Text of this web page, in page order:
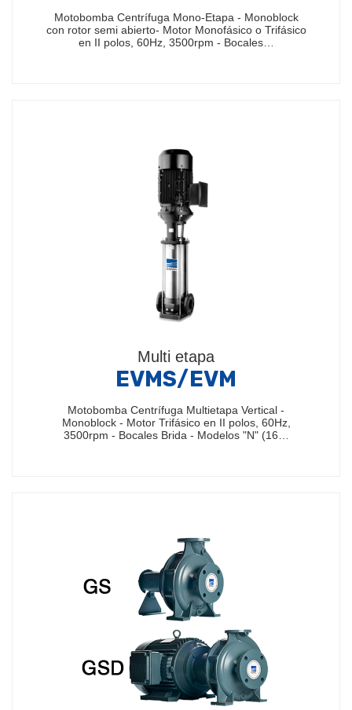
Motobomba Centrífuga Mono-Etapa - Monoblock
con rotor semi abierto- Motor Monofásico o Trifásico
en II polos, 60Hz, 3500rpm - Bocales…
Multi etapa
EVMS/EVM
Motobomba Centrífuga Multietapa Vertical -
Monoblock - Motor Trifásico en II polos, 60Hz,
3500rpm - Bocales Brida - Modelos "N" (16…